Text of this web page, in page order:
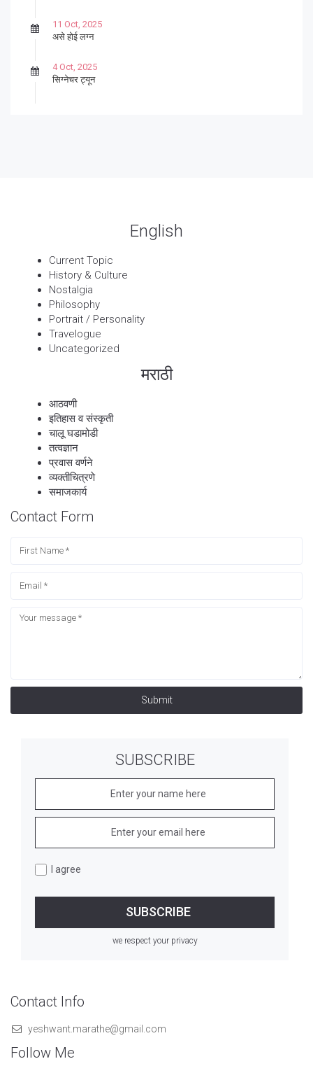
11 Oct, 2025
असे होई लग्न
4 Oct, 2025
सिग्नेचर ट्यून
English
Current Topic
History & Culture
Nostalgia
Philosophy
Portrait / Personality
Travelogue
Uncategorized
मराठी
आठवणी
इतिहास व संस्कृती
चालू घडामोडी
तत्वज्ञान
प्रवास वर्णने
व्यक्तीचित्रणे
समाजकार्य
Contact Form
Submit
SUBSCRIBE
I agree
we respect your privacy
Contact Info
yeshwant.marathe@gmail.com
Follow Me